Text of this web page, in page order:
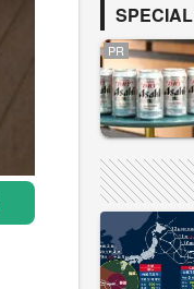
SPECIAL
PR